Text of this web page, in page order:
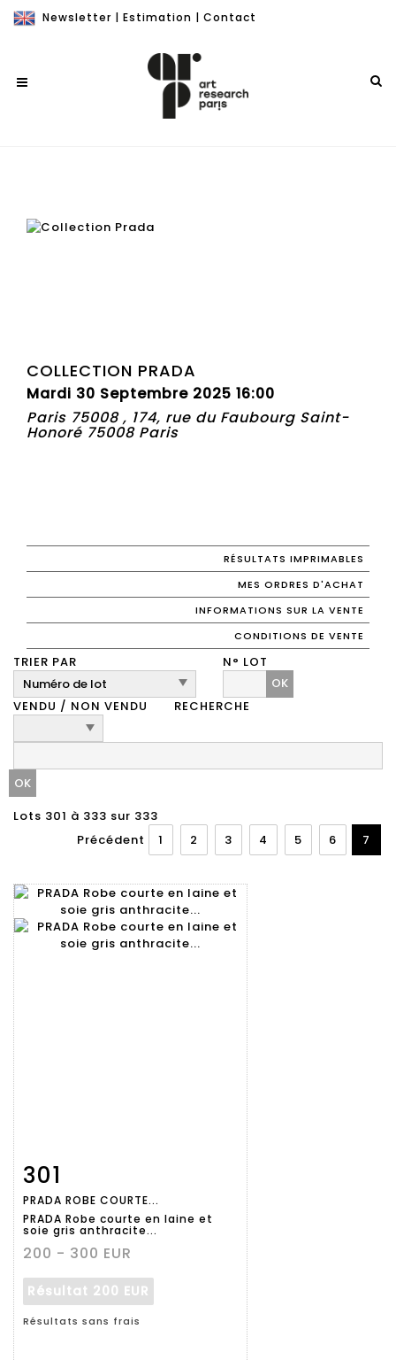
Newsletter | Estimation | Contact
COLLECTION PRADA
Mardi 30 Septembre 2025 16:00
Paris 75008 , 174, rue du Faubourg Saint-
Honoré 75008 Paris
RÉSULTATS IMPRIMABLES
MES ORDRES D'ACHAT
INFORMATIONS SUR LA VENTE
CONDITIONS DE VENTE
TRIER PAR
N° LOT
OK
VENDU / NON VENDU
RECHERCHE
Lots 301 à 333 sur 333
Précédent
1 2 3 4 5 6 7
détaillée
301
PRADA ROBE COURTE...
PRADA Robe courte en laine et
soie gris anthracite...
200 - 300 EUR
Résultat 200 EUR
Résultats sans frais